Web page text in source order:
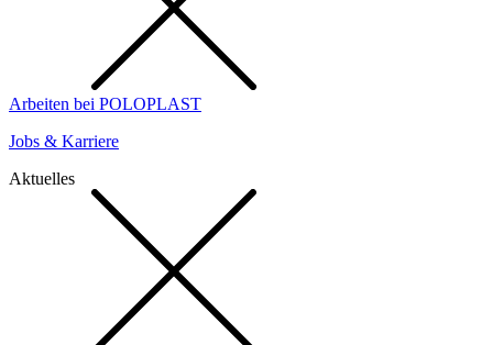
Arbeiten bei POLOPLAST
Jobs & Karriere
Aktuelles